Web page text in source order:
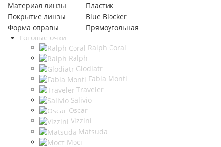
Материал линзы
Пластик
Покрытие линзы
Blue Blocker
Форма оправы
Прямоугольная
Готовые очки
Ralph Coral
Ralph
Glodiatr
Fabia Monti
Traveler
Salivio
Oscar
Vizzini
Matsuda
Мост